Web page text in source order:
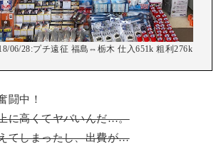
06/28:プチ遠征 福島⇔栃木 仕入651k 粗利276k
闘中！
に高くてヤバいんだ…。
てしまったし、出費が…